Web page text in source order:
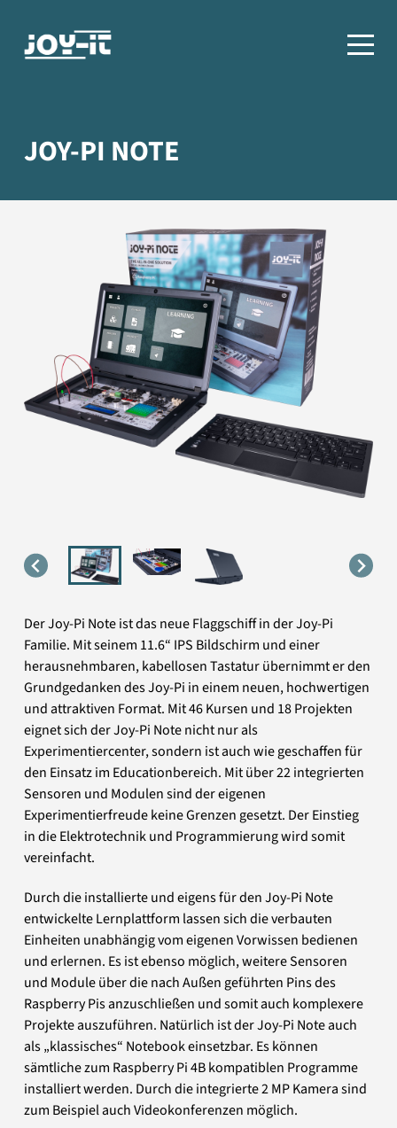
JOY-PI NOTE
Der Joy-Pi Note ist das neue Flaggschiff in der Joy-Pi
Familie. Mit seinem 11.6“ IPS Bildschirm und einer
herausnehmbaren, kabellosen Tastatur übernimmt er den
Grundgedanken des Joy-Pi in einem neuen, hochwertigen
und attraktiven Format. Mit 46 Kursen und 18 Projekten
eignet sich der Joy-Pi Note nicht nur als
Experimentiercenter, sondern ist auch wie geschaffen für
den Einsatz im Educationbereich. Mit über 22 integrierten
Sensoren und Modulen sind der eigenen
Experimentierfreude keine Grenzen gesetzt. Der Einstieg
in die Elektrotechnik und Programmierung wird somit
vereinfacht.
Durch die installierte und eigens für den Joy-Pi Note
entwickelte Lernplattform lassen sich die verbauten
Einheiten unabhängig vom eigenen Vorwissen bedienen
und erlernen. Es ist ebenso möglich, weitere Sensoren
und Module über die nach Außen geführten Pins des
Raspberry Pis anzuschließen und somit auch komplexere
Projekte auszuführen. Natürlich ist der Joy-Pi Note auch
als „klassisches“ Notebook einsetzbar. Es können
sämtliche zum Raspberry Pi 4B kompatiblen Programme
installiert werden. Durch die integrierte 2 MP Kamera sind
zum Beispiel auch Videokonferenzen möglich.